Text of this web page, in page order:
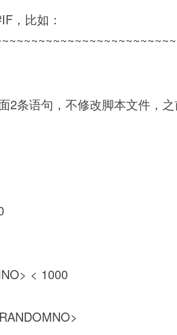
，比如：
2条语句，不修改脚本文件，
< 1000